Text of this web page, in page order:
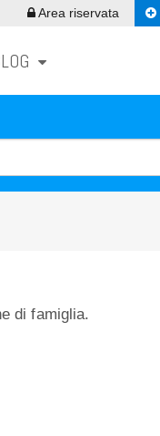
Area riservata
di famiglia.